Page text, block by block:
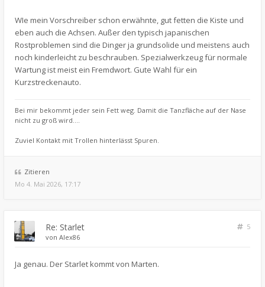
WIe mein Vorschreiber schon erwähnte, gut fetten die Kiste und
eben auch die Achsen. Außer den typisch japanischen
Rostproblemen sind die Dinger ja grundsolide und meistens auch
noch kinderleicht zu beschrauben. Spezialwerkzeug für normale
Wartung ist meist ein Fremdwort. Gute Wahl für ein
Kurzstreckenauto.
Bei mir bekommt jeder sein Fett weg. Damit die Tanzfläche auf der Nase
nicht zu groß wird....
Zuviel Kontakt mit Trollen hinterlässt Spuren.
Zitieren
Mo 4. Mai 2026, 17:17
Re: Starlet
5
von Alex86
Ja genau. Der Starlet kommt von Marten.